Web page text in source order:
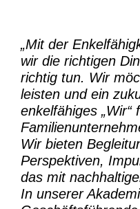
„Mit der
wir die richtigen
richtig tun. Wir
leisten und ein
enkelfähiges „Wir“
Wir bieten
Perspektiven,
das mit
In unserer